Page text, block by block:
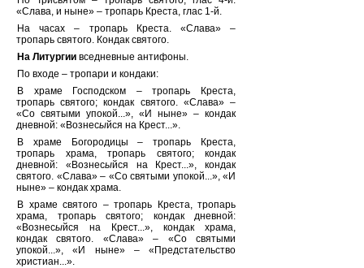
«Слава, и ныне» – тропарь Креста, глас 1-й.
На часах – тропарь Креста. «Слава» –
тропарь святого. Кондак святого.
На Литургии вседневные антифоны.
По входе – тропари и кондаки:
В храме Господском – тропарь Креста,
тропарь святого; кондак святого. «Слава» –
«Со святыми упокой...», «И ныне» – кондак
дневной: «Вознесыйся на Крест...».
В храме Богородицы – тропарь Креста,
тропарь храма, тропарь святого; кондак
дневной: «Вознесыйся на Крест...», кондак
святого. «Слава» – «Со святыми упокой...», «И
ныне» – кондак храма.
В храме святого – тропарь Креста, тропарь
храма, тропарь святого; кондак дневной:
«Вознесыйся на Крест...», кондак храма,
кондак святого. «Слава» – «Со святыми
упокой...», «И ныне» – «Предстательство
христиан...».